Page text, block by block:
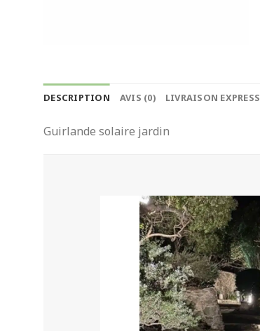
DESCRIPTION AVIS (0) LIVRAISON EXPRESS
Guirlande solaire jardin